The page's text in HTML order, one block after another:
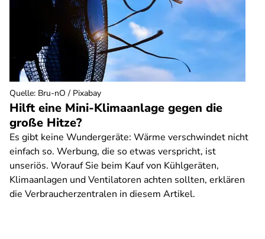
Hilft eine Mini-Klimaanlage gegen die
große Hitze?
Es gibt keine Wundergeräte: Wärme verschwindet nicht
einfach so. Werbung, die so etwas verspricht, ist
unseriös. Worauf Sie beim Kauf von Kühlgeräten,
Klimaanlagen und Ventilatoren achten sollten, erklären
die Verbraucherzentralen in diesem Artikel.
Quelle: Bru-nO / Pixabay